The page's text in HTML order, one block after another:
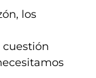
los
cuestión